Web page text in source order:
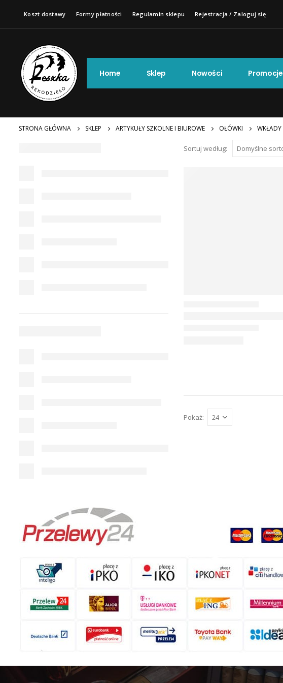
Koszt dostawy Formy płatności Regulamin sklepu Rejestracja / Zaloguj się
Home Sklep Nowości Promocje
STRONA GŁÓWNA SKLEP ARTYKUŁY SZKOLNE I BIUROWE OŁÓWKI WKŁADY
Sortuj według:
Pokaż: